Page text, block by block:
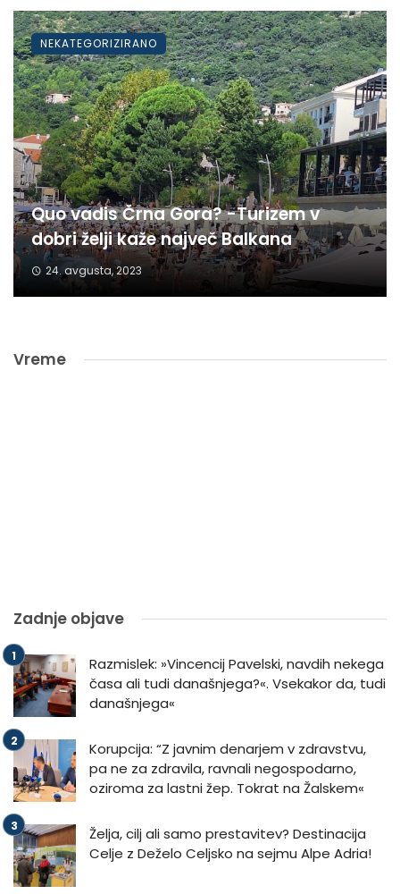
Quo vadis Črna Gora? -Turizem v
dobri želji kaže največ Balkana
24. avgusta, 2023
NEKATEGORIZIRANO
Vreme
Zadnje objave
Razmislek: »Vincencij Pavelski, navdih nekega
časa ali tudi današnjega?«. Vsekakor da, tudi
današnjega«
Korupcija: “Z javnim denarjem v zdravstvu,
pa ne za zdravila, ravnali negospodarno,
oziroma za lastni žep. Tokrat na Žalskem«
Želja, cilj ali samo prestavitev? Destinacija
Celje z Deželo Celjsko na sejmu Alpe Adria!